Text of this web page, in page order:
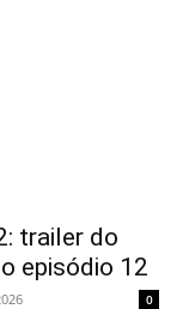
trailer do
episódio 12
0